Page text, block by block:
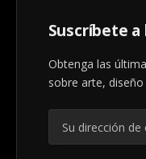
Suscríbete
Obtenga las
sobre arte,